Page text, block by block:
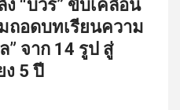
“บวร” ขับเคลื่อน
ถอดบทเรียนความ
” จาก 14 รูป สู่
ง 5 ปี